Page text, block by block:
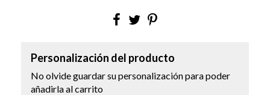
Personalización del producto
No olvide guardar su personalización para poder
añadirla al carrito